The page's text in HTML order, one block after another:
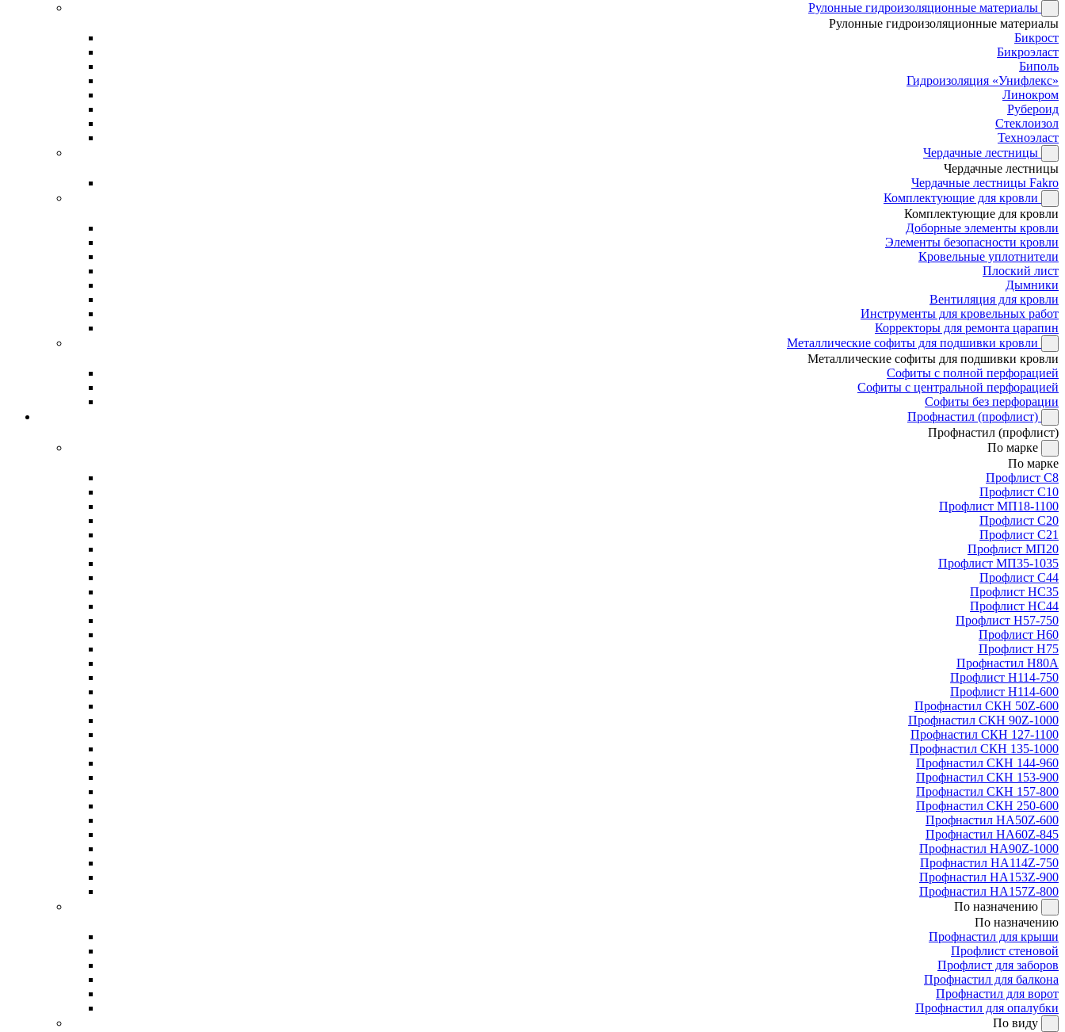
Рулонные гидроизоляционные материалы
Рулонные гидроизоляционные материалы
Бикрост
Бикроэласт
Биполь
Гидроизоляция «Унифлекс»
Линокром
Рубероид
Стеклоизол
Техноэласт
Чердачные лестницы
Чердачные лестницы
Чердачные лестницы Fakro
Комплектующие для кровли
Комплектующие для кровли
Доборные элементы кровли
Элементы безопасности кровли
Кровельные уплотнители
Плоский лист
Дымники
Вентиляция для кровли
Инструменты для кровельных работ
Корректоры для ремонта царапин
Металлические софиты для подшивки кровли
Металлические софиты для подшивки кровли
Софиты с полной перфорацией
Софиты с центральной перфорацией
Софиты без перфорации
Профнастил (профлист)
Профнастил (профлист)
По марке
По марке
Профлист С8
Профлист С10
Профлист МП18-1100
Профлист С20
Профлист С21
Профлист МП20
Профлист МП35-1035
Профлист С44
Профлист НС35
Профлист НС44
Профлист Н57-750
Профлист Н60
Профлист Н75
Профнастил Н80А
Профлист Н114-750
Профлист Н114-600
Профнастил СКН 50Z-600
Профнастил СКН 90Z-1000
Профнастил СКН 127-1100
Профнастил СКН 135-1000
Профнастил СКН 144-960
Профнастил СКН 153-900
Профнастил СКН 157-800
Профнастил СКН 250-600
Профнастил НА50Z-600
Профнастил НА60Z-845
Профнастил НА90Z-1000
Профнастил НА114Z-750
Профнастил НА153Z-900
Профнастил НА157Z-800
По назначению
По назначению
Профнастил для крыши
Профлист стеновой
Профлист для заборов
Профнастил для балкона
Профнастил для ворот
Профнастил для опалубки
По виду